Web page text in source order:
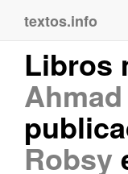
textos.info
Libros
Robsy